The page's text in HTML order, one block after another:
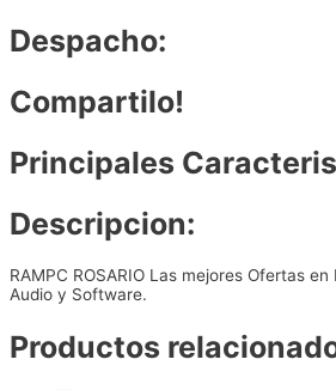
Despacho:
Compartilo!
Principales
Descripcion:
RAMPC ROSARIO Las mejores Ofertas
Audio y Software.
Productos